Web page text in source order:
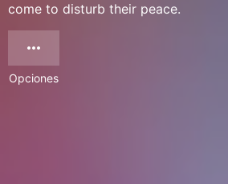
come to disturb their peace.
Opciones